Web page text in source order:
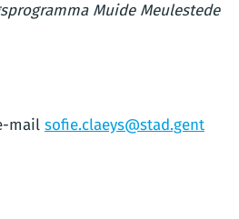
Muide Meulestede
mail sofie.claeys@stad.gent